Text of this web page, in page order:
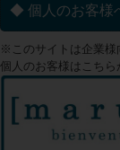
◆ 個人のお客様
※このサイトは企業様
個人のお客様はこち